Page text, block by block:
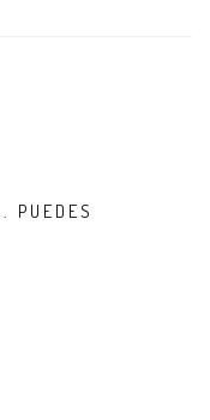
PUEDES